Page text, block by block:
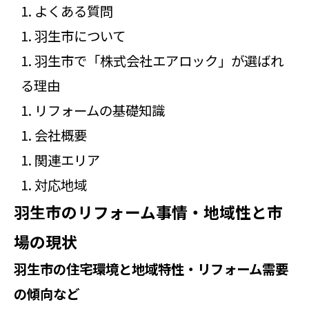
よくある質問
羽生市について
羽生市で「株式会社エアロック」が選ばれ
る理由
リフォームの基礎知識
会社概要
関連エリア
対応地域
羽生市のリフォーム事情・地域性と市
場の現状
羽生市の住宅環境と地域特性・リフォーム需要
の傾向など